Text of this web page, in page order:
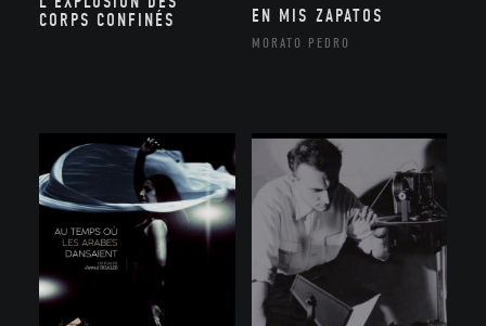
CORPS CONFINÉS
EN MIS ZAPATOS
MORATO PEDRO